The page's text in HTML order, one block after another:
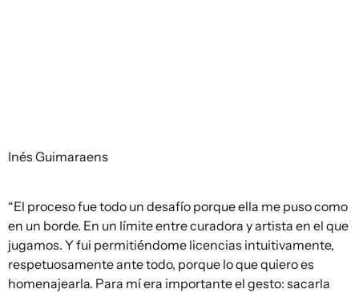
Inés Guimaraens
“El proceso fue todo un desafío porque ella me puso como
en un borde. En un límite entre curadora y artista en el que
jugamos. Y fui permitiéndome licencias intuitivamente,
respetuosamente ante todo, porque lo que quiero es
homenajearla. Para mí era importante el gesto: sacarla